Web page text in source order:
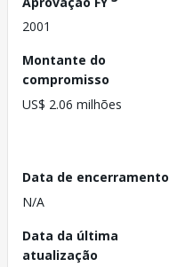
2001
Montante do
compromisso
US$ 2.06 milhões
Data de encerramento
N/A
Data da última
atualização